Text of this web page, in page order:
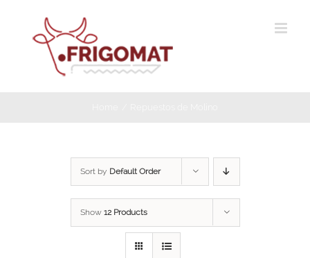
Sort by Default Order
Show 12 Products